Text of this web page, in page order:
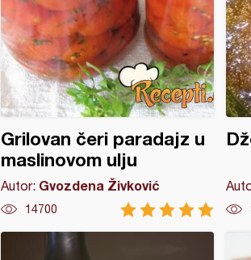
Grilovan čeri paradajz u
maslinovom ulju
Autor: Gvozdena Živković
14700